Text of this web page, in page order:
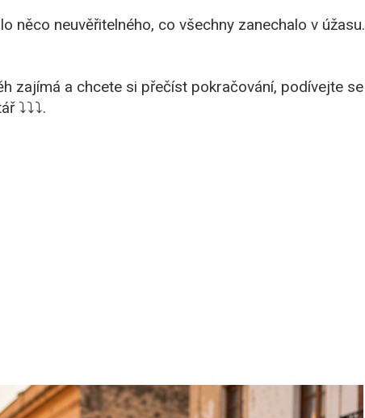
něco neuvěřitelného, co všechny zanechalo v úžasu.
zajímá a chcete si přečíst pokračování, podívejte se
⤵️⤵️⤵️.